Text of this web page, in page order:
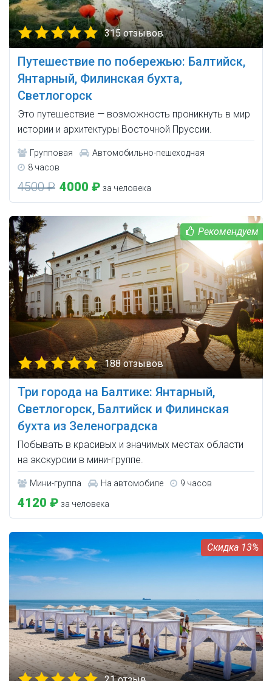
315 отзывов
Путешествие по побережью: Балтийск,
Янтарный, Филинская бухта,
Светлогорск
Это путешествие — возможность проникнуть в мир
истории и архитектуры Восточной Пруссии.
Групповая
Автомобильно-пешеходная
8 часов
4500 ₽ 4000 ₽ за человека
188 отзывов
Три города на Балтике: Янтарный,
Светлогорск, Балтийск и Филинская
бухта из Зеленоградска
Побывать в красивых и значимых местах области
на экскурсии в мини-группе.
Мини-группа На автомобиле 9 часов
4120 ₽ за человека
13%